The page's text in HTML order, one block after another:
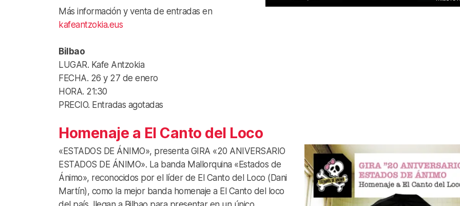
Más información y venta de entradas en
kafeantzokia.eus
Bilbao
LUGAR. Kafe Antzokia
FECHA. 26 y 27 de enero
HORA. 21:30
PRECIO. Entradas agotadas
Homenaje a El Canto del Loco
«ESTADOS DE ÁNIMO», presenta GIRA «20 ANIVERSARIO
ESTADOS DE ÁNIMO». La banda Mallorquina «Estados de
Ánimo», reconocidos por el líder de El Canto del Loco (Dani
Martín), como la mejor banda homenaje a El Canto del loco